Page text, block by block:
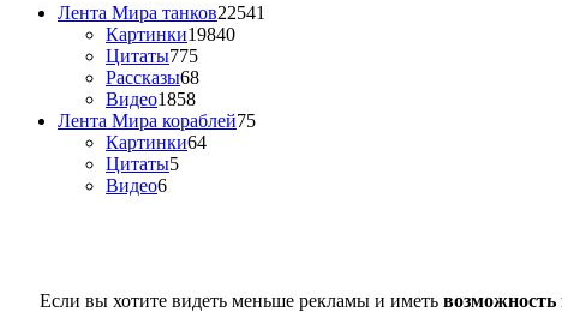
Лента Мира танков22541
Картинки19840
Цитаты775
Рассказы68
Видео1858
Лента Мира кораблей75
Картинки64
Цитаты5
Видео6
Если вы хотите видеть меньше рекламы и иметь